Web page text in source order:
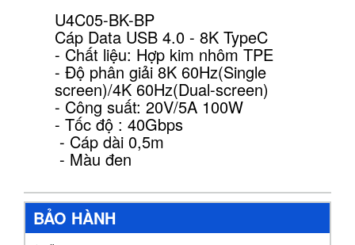
U4C05-BK-BP
Cáp Data USB 4.0 - 8K TypeC
- Chất liệu: Hợp kim nhôm TPE
- Độ phân giải 8K 60Hz(Single
screen)/4K 60Hz(Dual-screen)
- Công suất: 20V/5A 100W
- Tốc độ : 40Gbps
- Cáp dài 0,5m
- Màu đen
BẢO HÀNH